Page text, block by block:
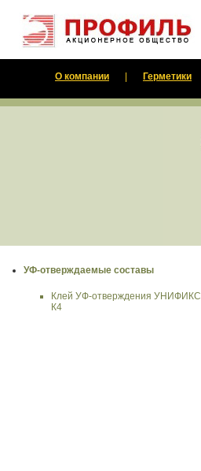
О компании Герметики
УФ-отверждаемые составы
Клей УФ-отверждения УНИФИКС
К4